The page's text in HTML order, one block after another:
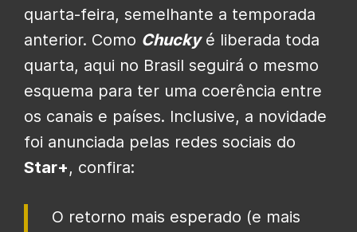
quarta-feira, semelhante a temporada
anterior. Como Chuckyé liberada toda
quarta, aqui no Brasil seguirá o mesmo
esquema para ter uma coerência entre
os canais e países. Inclusive, a novidade
foi anunciada pelas redes sociais do
Star+, confira:
O retorno mais esperado (e mais